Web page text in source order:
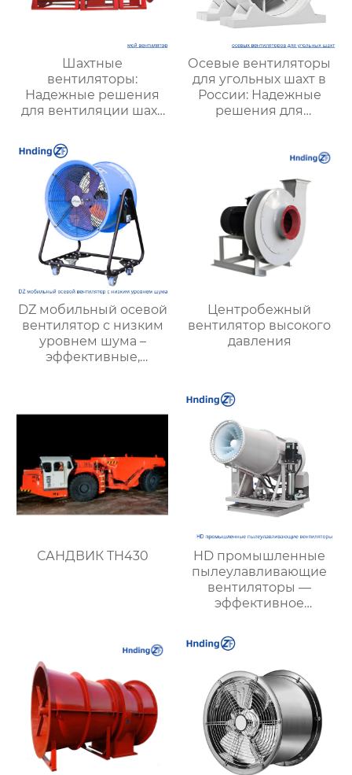
Шахтные
вентиляторы:
Надежные решения
для вентиляции шахт
| Купить с доставкой
Осевые вентиляторы
для угольных шахт в
России: Надежные
решения для
безопасности
DZ мобильный осевой
вентилятор с низким
уровнем шума –
эффективные,
вентиляции |
Центробежный
вентилятор высокого
давления
САНДВИК TH430
HD промышленные
пылеулавливающие
вентиляторы —
эффективное
тумана на
строительных и
объектах